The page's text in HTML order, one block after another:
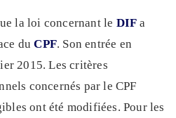
la loi concernant le DIF a
duCPF. Son entrée en
2015. Les critères
concernés par le CPF
ont été modifiées. Pour les